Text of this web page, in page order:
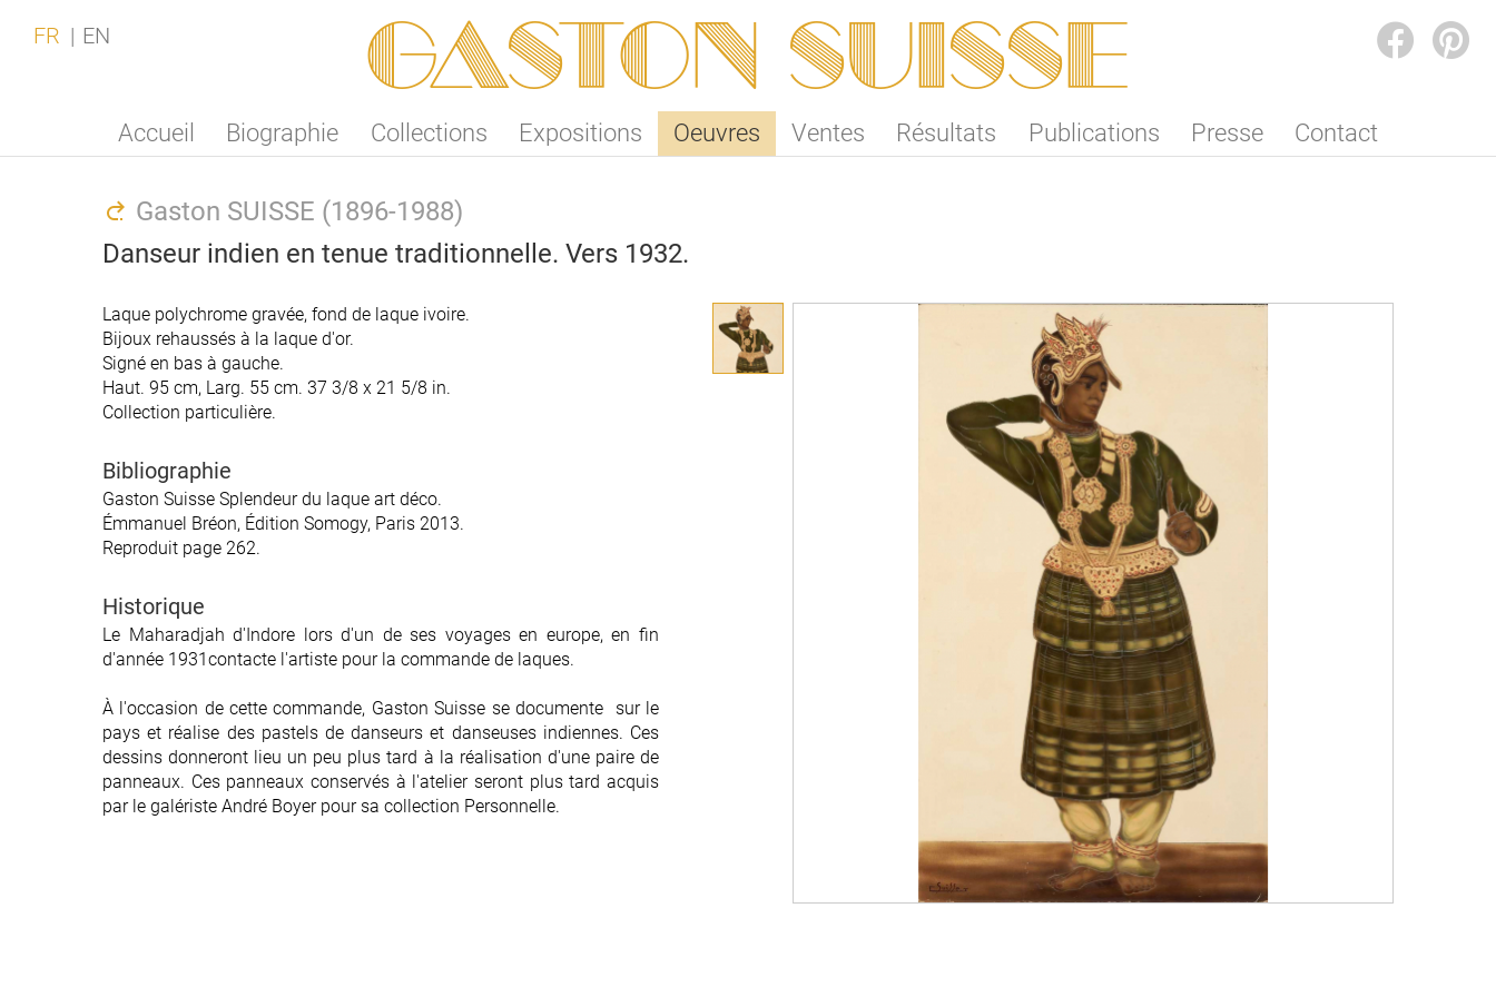
Gaston SUISSE
Accueil Biographie Collections Expositions Oeuvres Ventes Résultats Publications Presse Contact
FR EN
Gaston SUISSE (1896-1988)
Danseur indien en tenue traditionnelle. Vers 1932.
Laque polychrome gravée, fond de laque ivoire.
Bijoux rehaussés à la laque d'or.
Signé en bas à gauche.
Haut. 95 cm, Larg. 55 cm. 37 3/8 x 21 5/8 in.
Collection particulière.
Bibliographie
Gaston Suisse Splendeur du laque art déco.
Émmanuel Bréon, Édition Somogy, Paris 2013.
Reproduit page 262.
Historique
Le Maharadjah d'Indore lors d'un de ses voyages en europe, en fin
d'année 1931contacte l'artiste pour la commande de laques.
À l'occasion de cette commande, Gaston Suisse se documente sur le
pays et réalise des pastels de danseurs et danseuses indiennes. Ces
dessins donneront lieu un peu plus tard à la réalisation d'une paire de
panneaux. Ces panneaux conservés à l'atelier seront plus tard acquis
par le galériste André Boyer pour sa collection Personnelle.
Laque polychrome gravée, fond de laque ivoire.
Bijoux rehaussés à la laque d'or.
Signé en bas à gauche.
Haut. 95 cm, Larg. 55 cm. 37 3/8 x 21 5/8 in.
Collection particulière.
Bibliographie
Gaston Suisse Splendeur du laque art déco.
Émmanuel Bréon, Édition Somogy, Paris 2013.
Reproduit page 262.
Historique
Le Maharadjah d'Indore lors d'un de ses voyages en europe, en fin
d'année 1931contacte l'artiste pour la commande de laques.
À l'occasion de cette commande, Gaston Suisse se documente sur le
pays et réalise des pastels de danseurs et danseuses indiennes. Ces
dessins donneront lieu un peu plus tard à la réalisation d'une paire de
panneaux. Ces panneaux conservés à l'atelier seront plus tard acquis
par le galériste André Boyer pour sa collection Personnelle.